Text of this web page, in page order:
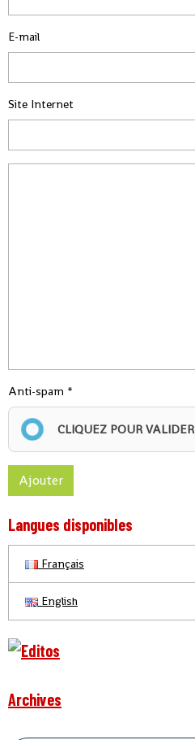
E-mail
Site Internet
Anti-spam
CLIQUEZ POUR VALIDER
Ajouter
Langues disponibles
Français
English
Archives